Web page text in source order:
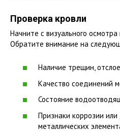
Проверка кровли
Начните с визуального
Обратите внимание на
Наличие трещин,
Качество соединений
Состояние
Признаки коррозии
металлических